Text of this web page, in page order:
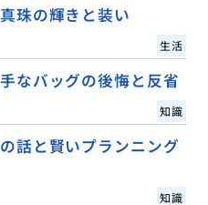
珠の輝きと装い
生活
なバッグの後悔と反省
知識
話と賢いプランニング
知識